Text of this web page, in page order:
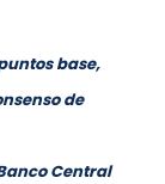
base,
de
Central